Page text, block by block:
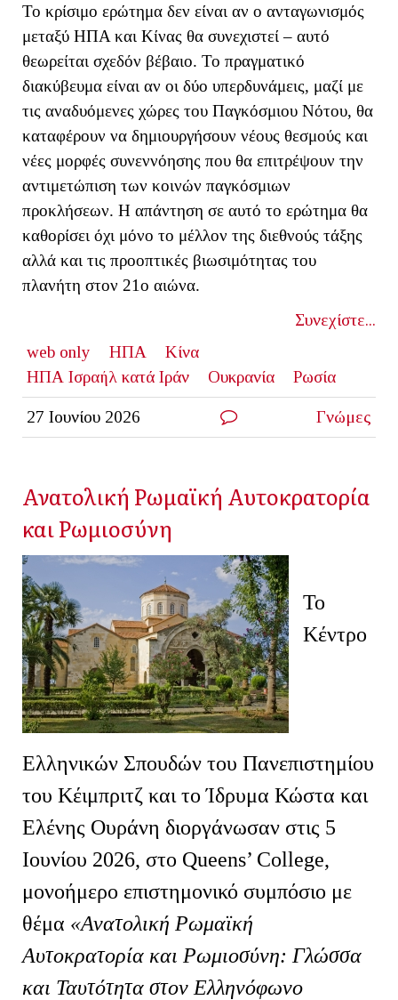
Το κρίσιμο ερώτημα δεν είναι αν ο ανταγωνισμός
μεταξύ ΗΠΑ και Κίνας θα συνεχιστεί – αυτό
θεωρείται σχεδόν βέβαιο. Το πραγματικό
διακύβευμα είναι αν οι δύο υπερδυνάμεις, μαζί με
τις αναδυόμενες χώρες του Παγκόσμιου Νότου, θα
καταφέρουν να δημιουργήσουν νέους θεσμούς και
νέες μορφές συνεννόησης που θα επιτρέψουν την
αντιμετώπιση των κοινών παγκόσμιων
προκλήσεων. Η απάντηση σε αυτό το ερώτημα θα
καθορίσει όχι μόνο το μέλλον της διεθνούς τάξης
αλλά και τις προοπτικές βιωσιμότητας του
πλανήτη στον 21ο αιώνα.
Συνεχίστε...
web only
ΗΠΑ
Κίνα
ΗΠΑ Ισραήλ κατά Ιράν
Ουκρανία Ρωσία
27 Ιουνίου 2026 Γνώμες
Ανατολική Ρωμαϊκή Αυτοκρατορία
και Ρωμιοσύνη
Το
Κέντρο
Ελληνικών Σπουδών του Πανεπιστημίου
του Κέιμπριτζ και το Ίδρυμα Κώστα και
Ελένης Ουράνη διοργάνωσαν στις 5
Ιουνίου 2026, στο Queens’ College,
μονοήμερο επιστημονικό συμπόσιο με
θέμα «Ανατολική Ρωμαϊκή
Αυτοκρατορία και Ρωμιοσύνη: Γλώσσα
και Ταυτότητα στον Ελληνόφωνο